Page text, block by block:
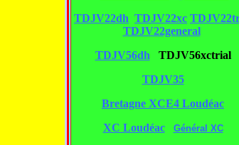
TDJV22dh TDJV22xc
TDJV22general
TDJV56dh TDJV56xctrial
TDJV35
Bretagne XCE4 Loudéac
XC Loudéac
Général XC